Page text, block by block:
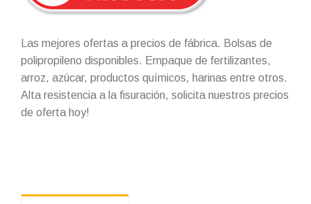
Las mejores ofertas a precios de fábrica. Bolsas de
polipropileno disponibles. Empaque de fertilizantes,
arroz, azúcar, productos químicos, harinas entre otros.
Alta resistencia a la fisuración, solicita nuestros precios
de oferta hoy!